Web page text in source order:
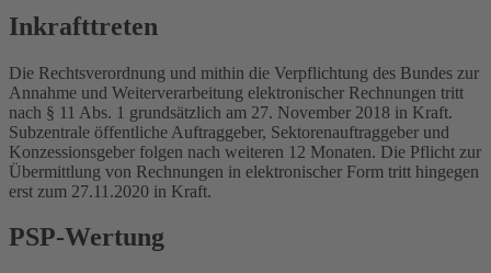
Inkrafttreten
Die Rechtsverordnung und mithin die Verpflichtung des Bundes zur
Annahme und Weiterverarbeitung elektronischer Rechnungen tritt
nach § 11 Abs. 1 grundsätzlich am 27. November 2018 in Kraft.
Subzentrale öffentliche Auftraggeber, Sektorenauftraggeber und
Konzessionsgeber folgen nach weiteren 12 Monaten. Die Pflicht zur
Übermittlung von Rechnungen in elektronischer Form tritt hingegen
erst zum 27.11.2020 in Kraft.
PSP-Wertung